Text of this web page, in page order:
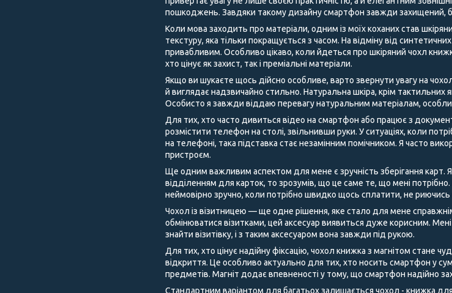
пошкоджень. Завдяки такому дизайну смартфон завжди захищений,
Коли мова заходить про матеріали, одним із моїх коханих став
текстуру, яка тільки покращується з часом. На відміну від
привабливим. Особливо цікаво, коли йдеться про шкіряний чохл
хто цінує як захист, так і преміальні матеріали.
Якщо ви шукаєте щось дійсно особливе, варто звернути увагу на
й виглядає надзвичайно стильно. Натуральна шкіра, крім
Особисто я завжди віддаю перевагу натуральним матеріалам,
Для тих, хто часто дивиться відео на смартфон або працює з
розмістити телефон на столі, звільнивши руки. У ситуаціях, коли
на телефоні, така підставка стає незамінним помічником. Я часто
пристроєм.
Ще одним важливим аспектом для мене є зручність зберігання карт.
відділенням для карток, то зрозумів, що це саме те, що мені
неймовірно зручно, коли потрібно швидко щось сплатити, не риючись
Чохол із візитницею — ще одне рішення, яке стало для мене
обмінюватися візитками, цей аксесуар виявиться дуже корисним.
знайти візитівку, і з таким аксесуаром вона завжди під рукою.
Для тих, хто цінує надійну фіксацію, чохол книжка з магнітом стане
відкриття. Це особливо актуально для тих, хто носить смартфон у
предметів. Магніт додає впевненості у тому, що смартфон надійно
Стандартним варіантом для багатьох залишається чохол - книжка